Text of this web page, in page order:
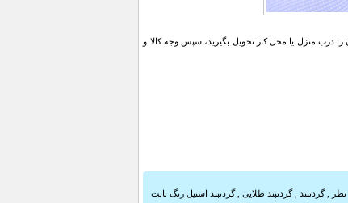
درب منزل یا محل کار تحویل بگیرید، سپس وجه کالا و
,گردنبند ,گردنبند طلایی ,گردنبند استیل رنگ ثابت